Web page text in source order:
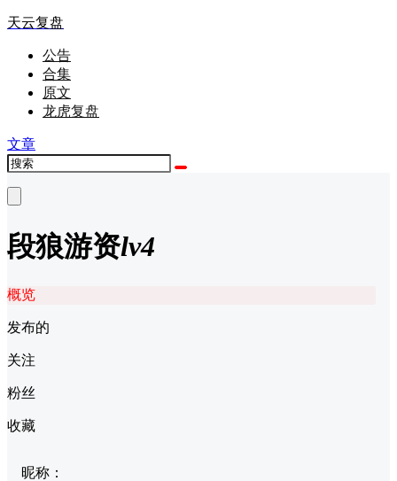
天云复盘
公告
合集
原文
龙虎复盘
文章
段狼游资lv4
概览
发布的
关注
粉丝
收藏
昵称：